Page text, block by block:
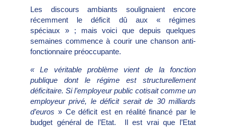
Les discours ambiants soulignaient encore
récemment le déficit dû aux « régimes
spéciaux » ; mais voici que depuis quelques
semaines commence à courir une chanson anti-
fonctionnaire préoccupante.
« Le véritable problème vient de la fonction
publique dont le régime est structurellement
déficitaire. Si l’employeur public cotisait comme un
employeur privé, le déficit serait de 30 milliards
d’euros » Ce déficit est en réalité financé par le
budget général de l’Etat. Il est vrai que l’Etat